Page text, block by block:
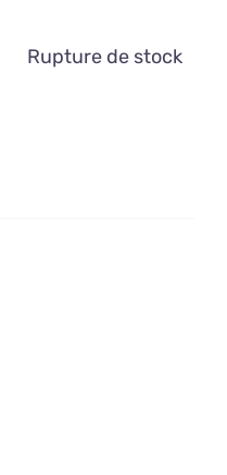
Rupture de stock